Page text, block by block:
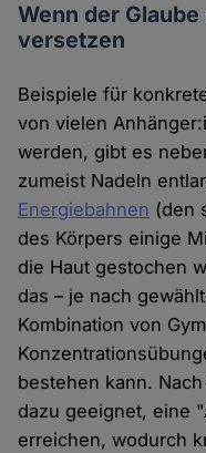
Wenn der
versetzen
Beispiele für
von vielen
werden, gibt es
zumeist Nadeln
Energiebahnen (den
des Körpers einige
die Haut gestochen
das – je nach
Kombination von
bestehen kann.
dazu geeignet, eine
erreichen, wodurch